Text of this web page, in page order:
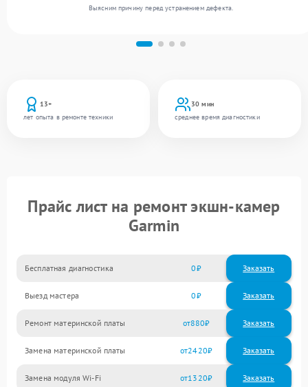
13+
лет опыта в ремонте техники
30 мин
среднее время диагностики
Выясним причину перед устранением дефекта.
Прайс лист на ремонт экшн-камер
Garmin
Бесплатная диагностика 0 Заказать
Выезд мастера 0 Заказать
Ремонт материнской платы 880
Замена материнской платы 2420
Замена модуля Wi-Fi 1320